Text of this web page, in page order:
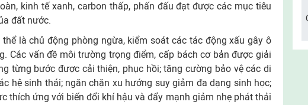
kinh tế xanh, carbon thấp, phấn đấu đạt được các mục tiêu
đất nước.
là chủ động phòng ngừa, kiểm soát các tác động xấu gây ô
Các vấn đề môi trường trọng điểm, cấp bách cơ bản được giải
từng bước được cải thiện, phục hồi; tăng cường bảo vệ các di
hệ sinh thái; ngăn chặn xu hướng suy giảm đa dạng sinh học;
thích ứng với biến đổi khí hậu và đẩy mạnh giảm nhẹ phát thải